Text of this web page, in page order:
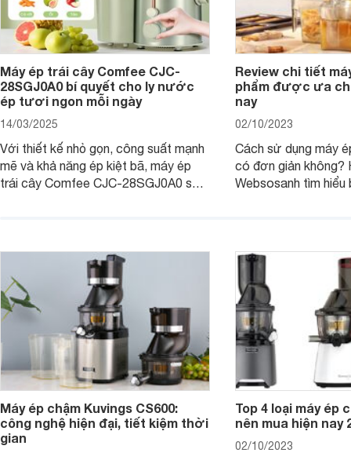
Máy ép trái cây Comfee CJC-
28SGJ0A0 bí quyết cho ly nước
ép tươi ngon mỗi ngày
14/03/2025
Với thiết kế nhỏ gọn, công suất mạnh
mẽ và khả năng ép kiệt bã, máy ép
trái cây Comfee CJC-28SGJ0A0 sẽ
Cùng Websosanh.vn đi tìm hiểu những
tính năng hiện đại mà sản phẩm mang
lại nhé.
Review chi tiết
phẩm được ưa
nay
02/10/2023
Cách sử dụng máy
có đơn giản không?
Websosanh tìm hiểu
Máy ép chậm Kuvings CS600:
công nghệ hiện đại, tiết kiệm thời
gian
Top 4 loại máy ép
nên mua hiện nay
02/10/2023